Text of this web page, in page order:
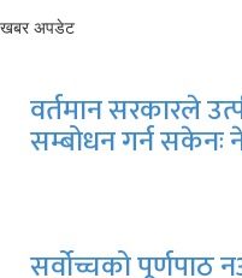
खबर अपडेट
वर्तमान सरकारले
सम्बोधन गर्न
सर्वोच्चको पूर्णपाठ